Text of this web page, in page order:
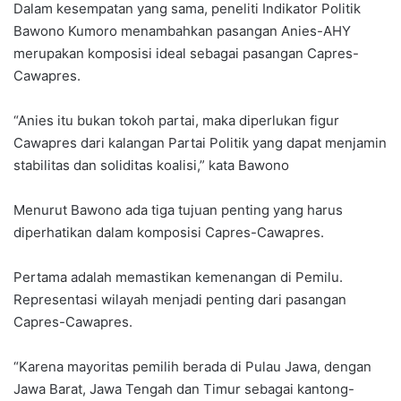
Dalam kesempatan yang sama, peneliti Indikator Politik
Bawono Kumoro menambahkan pasangan Anies-AHY
merupakan komposisi ideal sebagai pasangan Capres-
Cawapres.
“Anies itu bukan tokoh partai, maka diperlukan figur
Cawapres dari kalangan Partai Politik yang dapat menjamin
stabilitas dan soliditas koalisi,” kata Bawono
Menurut Bawono ada tiga tujuan penting yang harus
diperhatikan dalam komposisi Capres-Cawapres.
Pertama adalah memastikan kemenangan di Pemilu.
Representasi wilayah menjadi penting dari pasangan
Capres-Cawapres.
“Karena mayoritas pemilih berada di Pulau Jawa, dengan
Jawa Barat, Jawa Tengah dan Timur sebagai kantong-